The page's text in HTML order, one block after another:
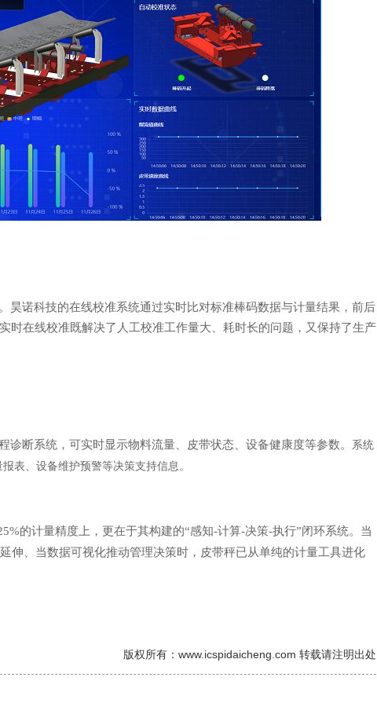
昊诺科技的在线校准系统通过实时比对标准棒码数据与计量结果，前后
时在线校准既解决了人工校准工作量大、耗时长的问题，又保持了生产
断系统，可实时显示物料流量、皮带状态、设备健康度等参数。 系统
表、设备维护预警等决策支持信息。
的计量精度上，更在于其构建的“感知-计算-决策-执行”闭环系统。当
伸、当数据可视化推动管理决策时，皮带秤已从单纯的计量工具进化
版权所有：www.icspidaicheng.com 转载请注明出处